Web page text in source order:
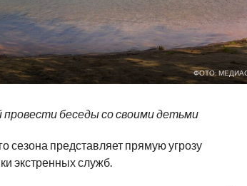
ФОТО:
беседы со своими детьми
сезона представляет прямую угрозу
экстренных служб.